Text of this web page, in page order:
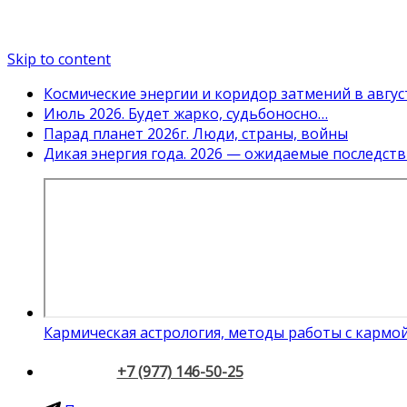
Skip to content
Космические энергии и коридор затмений в
Июль 2026. Будет жарко, судьбоносно…
Парад планет 2026г. Люди, страны, войны
Дикая энергия года. 2026 — ожидаемые
Кармическая астрология, методы работы с
+7 (977) 146-50-25